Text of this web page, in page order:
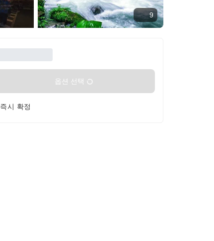
9
옵션 선택
즉시 확정